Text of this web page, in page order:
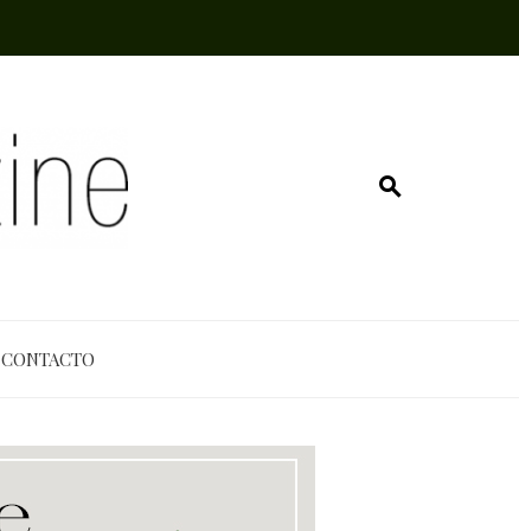
CONTACTO